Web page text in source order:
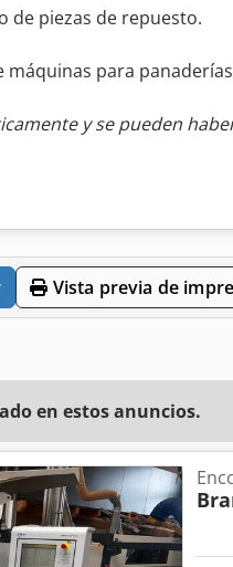
de piezas de repuesto.
máquinas para
y se pueden
Vista previa de
en estos anuncios.